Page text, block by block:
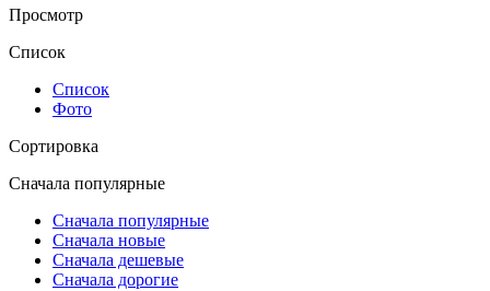
Просмотр
Список
Список
Фото
Сортировка
Сначала популярные
Сначала популярные
Сначала новые
Сначала дешевые
Сначала дорогие